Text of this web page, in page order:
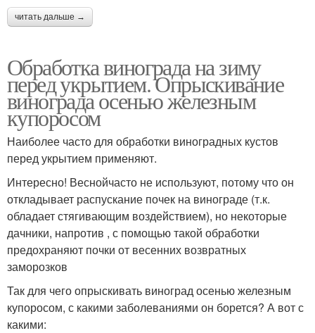
читать дальше →
Обработка винограда на зиму
перед укрытием. Опрыскивание
винограда осенью железным
купоросом
Наиболее часто для обработки виноградных кустов
перед укрытием применяют.
Интересно! Веснойчасто не используют, потому что он
откладывает распускание почек на винограде (т.к.
обладает стягивающим воздействием), но некоторые
дачники, напротив , с помощью такой обработки
предохраняют почки от весенних возвратных
заморозков
Так для чего опрыскивать виноград осенью железным
купоросом, с какими заболеваниями он борется? А вот с
какими: